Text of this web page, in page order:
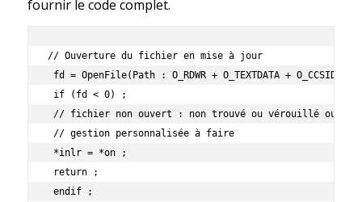
fournir le code complet.
// Ouverture du fichier en mise à jour
fd = OpenFile(Path : O_RDWR + O_TEXTDATA + O_CCSID :
if (fd < 0) ;
// fichier non ouvert : non trouvé ou vérouillé ou ...
// gestion personnalisée à faire
*inlr = *on ;
return ;
endif ;